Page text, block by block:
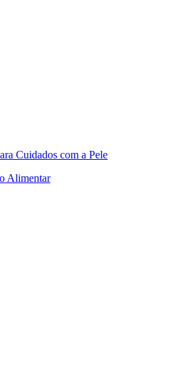
Cuidados com a Pele
Alimentar